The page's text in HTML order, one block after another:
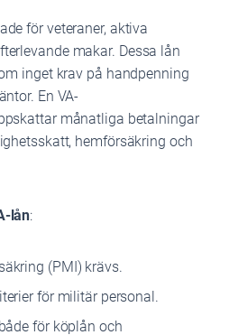
för veteraner, aktiva
makar. Dessa lån
inget krav på handpenning
En VA-
månatliga betalningar
hemförsäkring och
lån:
(PMI) krävs.
för militär personal.
för köplån och